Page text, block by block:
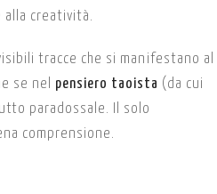
creatività.
tracce che si manifestano al
se nel pensiero taoista (da cui
paradossale. Il solo
comprensione.